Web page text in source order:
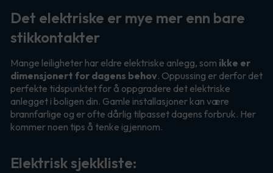
Det elektriske er mye mer enn bare
stikkontakter
Mange leiligheter har eldre elektriske anlegg, som ikke er
dimensjonert for dagens behov. Oppussing er derfor det
perfekte tidspunktet for å oppgradere det elektriske
anlegget i boligen din. Gamle installasjoner kan være
brannfarlige og er ofte dårlig tilpasset dagens forbruk. Her
kommer noen tips å tenke igjennom.
Elektrisk sjekkliste: